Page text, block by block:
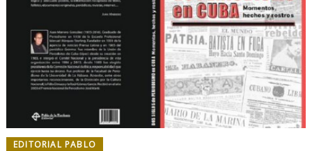
EDITORIAL PABLO